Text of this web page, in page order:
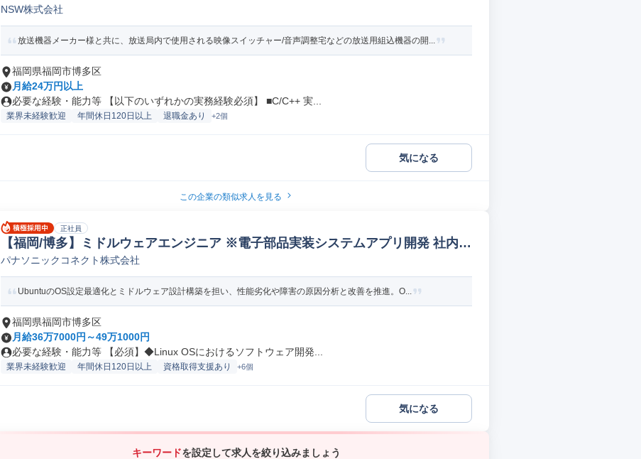
み込み制御SE
NSW株式会社
放送機器メーカー様と共に、放送局内で使用される映像スイッチャー/音声調整宅などの放送用組込機器の開...
福岡県福岡市博多区
月給24万円以上
必要な経験・能力等 【以下のいずれかの実務経験必須】 ■C/C++ 実...
業界未経験歓迎 年間休日120日以上 退職金あり +2個
気になる
この企業の類似求人を見る
正社員
【福岡/博多】ミドルウェアエンジニア ※電子部品実装システムアプリ開発 社内シ
ステムエンジニア
パナソニックコネクト株式会社
UbuntuのOS設定最適化とミドルウェア設計構築を担い、性能劣化や障害の原因分析と改善を推進。O...
福岡県福岡市博多区
月給36万7000円～49万1000円
必要な経験・能力等 【必須】◆Linux OSにおけるソフトウェア開発...
業界未経験歓迎 年間休日120日以上 資格取得支援あり +6個
気になる
キーワードを設定して求人を絞り込みましょう